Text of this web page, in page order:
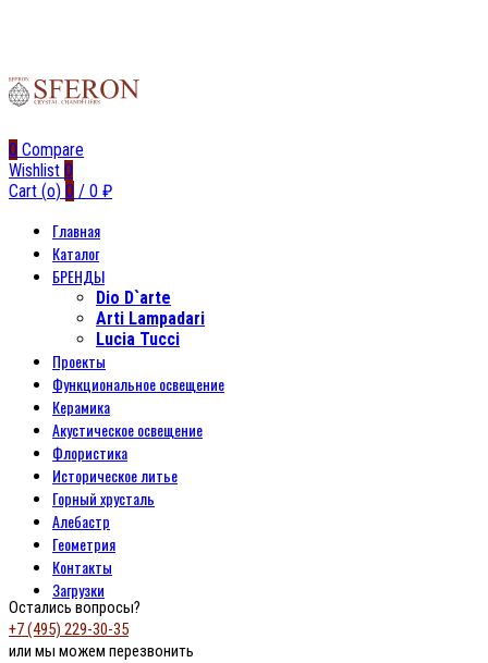
0 Compare
Wishlist 0
Cart (o) 0 / 0 ₽
Главная
Каталог
БРЕНДЫ
Dio D`arte
Arti Lampadari
Lucia Tucci
Проекты
Функциональное освещение
Керамика
Акустическое освещение
Флористика
Историческое литье
Горный хрусталь
Алебастр
Геометрия
Контакты
Загрузки
Остались вопросы?
+7 (495) 229-30-35
или мы можем перезвонить